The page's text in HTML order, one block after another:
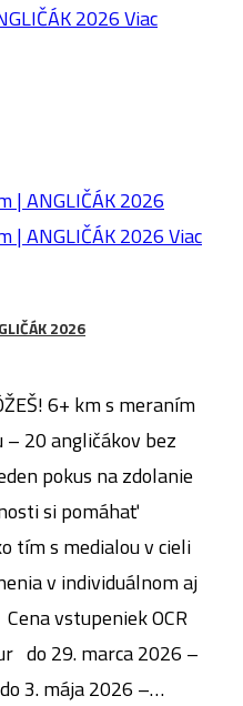
Viac
Viac
2026
€.
6+ km s meraním
– 20 angličákov bez
pokus na zdolanie
si pomáhať
tím s medialou v cieli
v individuálnom aj
vstupeniek OCR
do 29. marca 2026 –
3. mája 2026 –…